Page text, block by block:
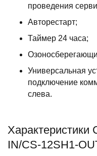
проведения
Авторестарт;
Таймер 24 часа;
Универсальная
подключение
слева.
Характеристики
IN/CS-12SH1-